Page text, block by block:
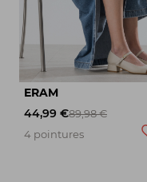
ERAM
44,99 €89,98 €
4 pointures